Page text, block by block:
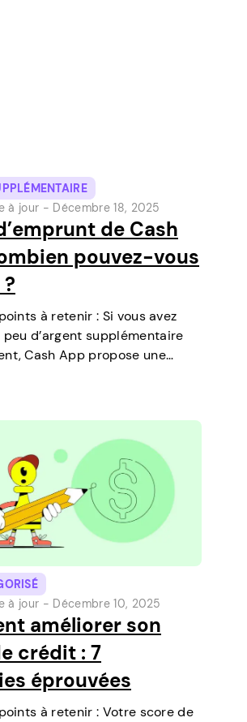
à jour - Décembre 18, 2025
de Cash
pouvez-vous
à retenir : Si vous avez
peu d’argent supplémentaire
Cash App propose une
à jour - Décembre 10, 2025
améliorer son
crédit : 7
éprouvées
à retenir : Votre score de